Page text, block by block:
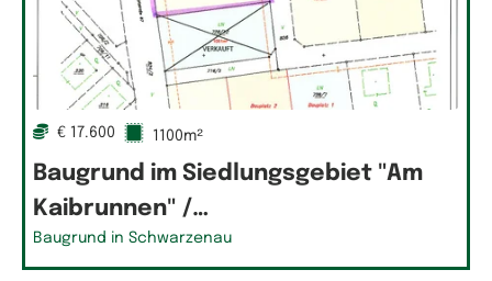
€ 17.600 1100m²
Baugrund im Siedlungsgebiet "Am
Kaibrunnen" /…
Baugrund in Schwarzenau